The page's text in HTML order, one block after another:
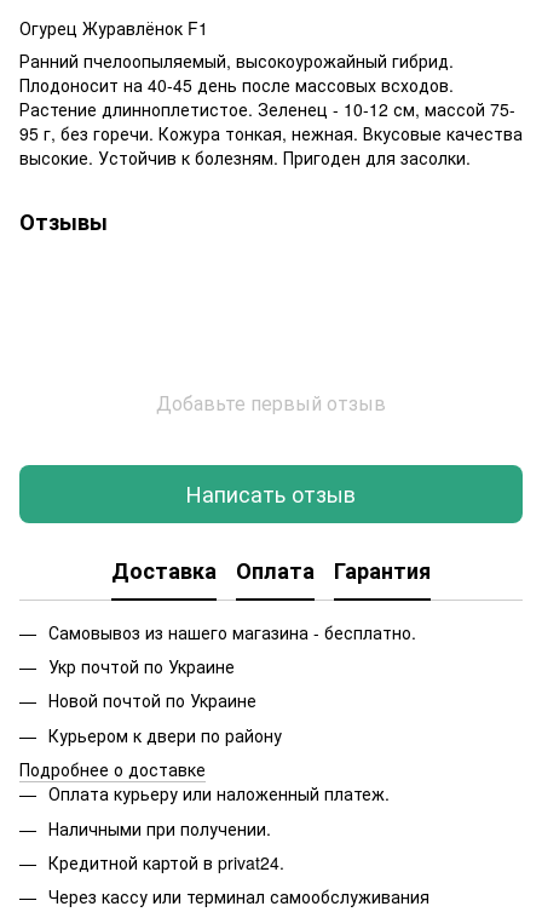
Огурец Журавлёнок F1
Ранний пчелоопыляемый, высокоурожайный гибрид.
Плодоносит на 40-45 день после массовых всходов.
Растение длинноплетистое. Зеленец - 10-12 см, массой 75-
95 г, без горечи. Кожура тонкая, нежная. Вкусовые качества
высокие. Устойчив к болезням. Пригоден для засолки.
Отзывы
Добавьте первый отзыв
Написать отзыв
Доставка Оплата Гарантия
Самовывоз из нашего магазина - бесплатно.
Укр почтой по Украине
Новой почтой по Украине
Курьером к двери по району
Подробнее о доставке
Оплата курьеру или наложенный платеж.
Наличными при получении.
Кредитной картой в privat24.
Через кассу или терминал самообслуживания